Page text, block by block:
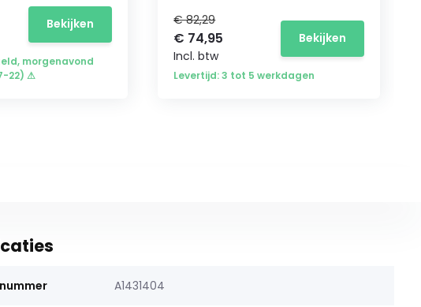
Bekijken
morgenavond
22) ⚠
€ 82,29
€ 74,95
Incl. btw
Bekijken
Levertijd: 3 tot 5 werkdagen
A1431404